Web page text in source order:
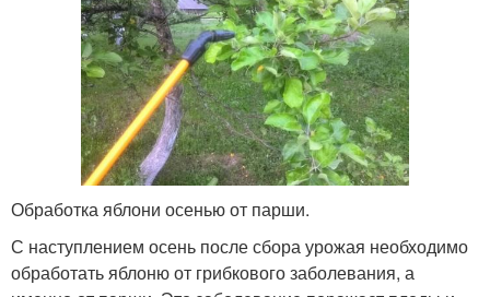
Обработка яблони осенью от парши.
С наступлением осень после сбора урожая необходимо
обработать яблоню от грибкового заболевания, а